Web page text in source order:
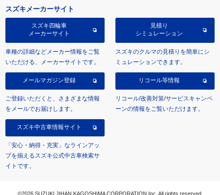
スズキメーカーサイト
スズキ四輪車
メーカーサイト
車種の詳細などメーカー情報をご覧
いただける、メーカーサイトです。
見積り
シミュレーション
スズキのクルマの見積りを簡単にシ
ミュレーションできます。
メールマガジン登録
ご登録いただくと、さまざまな情報
をメールでお届けします。
リコール等情報
リコール/改善対策/サービスキャンペ
ーンの情報をご覧いただけます。
スズキ中古車情報サイト
「安心・納得・充実」なラインアッ
プを揃えるスズキ公式中古車検索サ
イトです。
©2026 SUZUKI JIHAN KAGOSHIMA CORPORATION Inc. All rights reserved.